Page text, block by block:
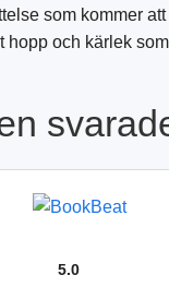
som kommer
hopp och kärlek
5.0